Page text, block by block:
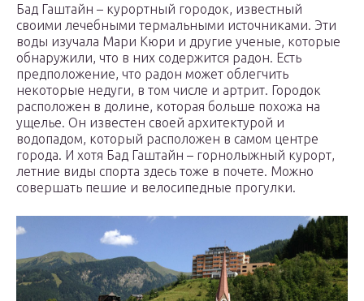
Бад Гаштайн – курортный городок, известный
своими лечебными термальными источниками. Эти
воды изучала Мари Кюри и другие ученые, которые
обнаружили, что в них содержится радон. Есть
предположение, что радон может облегчить
некоторые недуги, в том числе и артрит. Городок
расположен в долине, которая больше похожа на
ущелье. Он известен своей архитектурой и
водопадом, который расположен в самом центре
города. И хотя Бад Гаштайн – горнолыжный курорт,
летние виды спорта здесь тоже в почете. Можно
совершать пешие и велосипедные прогулки.